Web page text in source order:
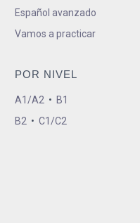
Español avanzado
Vamos a practicar
POR NIVEL
A1/A2 • B1
B2 • C1/C2